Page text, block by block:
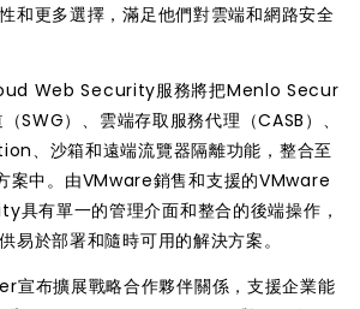
和更多選擇，滿足他們對雲端和網路安全
Web Security服務將把Menlo Secur
SWG）、雲端存取服務代理（CASB）、
、沙箱和遠端流覽器隔離功能，整合至
案中。由VMware銷售和支援的VMware
有單一的管理介面和整合的後端操作，
易於部署和隨時可用的解決方案。
布擴展戰略合作夥伴關係，支援企業能